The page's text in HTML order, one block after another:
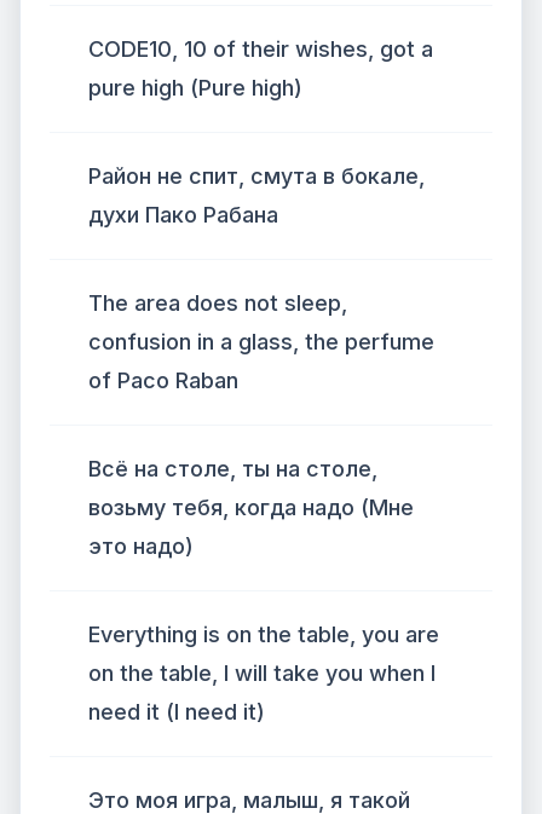
CODE10, 10 of their wishes, got a
pure high (Pure high)
Район не спит, смута в бокале,
духи Пако Рабана
The area does not sleep,
confusion in a glass, the perfume
of Paco Raban
Всё на столе, ты на столе,
возьму тебя, когда надо (Мне
это надо)
Everything is on the table, you are
on the table, I will take you when I
need it (I need it)
Это моя игра, малыш, я такой